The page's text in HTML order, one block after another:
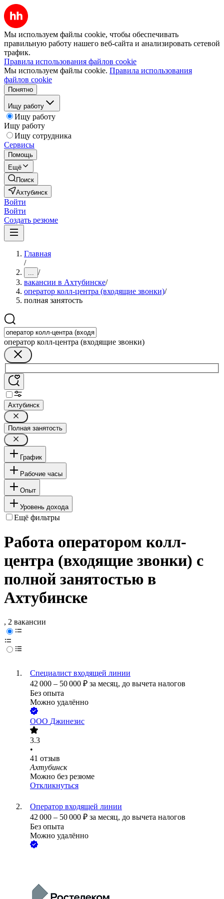
Мы используем файлы cookie, чтобы обеспечивать
правильную работу нашего веб-сайта и анализировать сетевой
трафик.
Правила использования файлов cookie
Мы используем файлы cookie. Правила использования
файлов cookie
Понятно
Ищу работу
Ищу работу
Ищу работу
Ищу сотрудника
Сервисы
Помощь
Ещё
Поиск
Ахтубинск
Войти
Войти
Создать резюме
Главная
/
... /
вакансии в Ахтубинске/
оператор колл-центра (входящие звонки)/
полная занятость
оператор колл-центра (входящие звонки)
Ахтубинск
Полная занятость
График
Рабочие часы
Опыт
Уровень дохода
Ещё фильтры
Работа оператором колл-
центра (входящие звонки) с
полной занятостью в
Ахтубинске
, 2 вакансии
Специалист входящей линии
42 000 – 50 000 ₽ за месяц, до вычета налогов
Без опыта
Можно удалённо
ООО Джинезис
3.3
•
41 отзыв
Ахтубинск
Можно без резюме
Откликнуться
Оператор входящей линии
42 000 – 50 000 ₽ за месяц, до вычета налогов
Без опыта
Можно удалённо